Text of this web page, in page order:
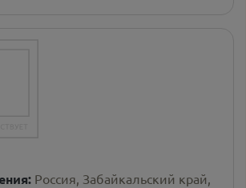
Россия, Забайкальский край,